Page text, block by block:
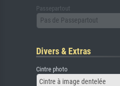
Passepartout
Pas de Passepartout
Divers & Extras
Cintre photo
Cintre à image dentelée